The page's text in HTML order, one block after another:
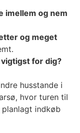
imellem og nem
og meget
for dig?
husstande i
hvor turen til
indkøb